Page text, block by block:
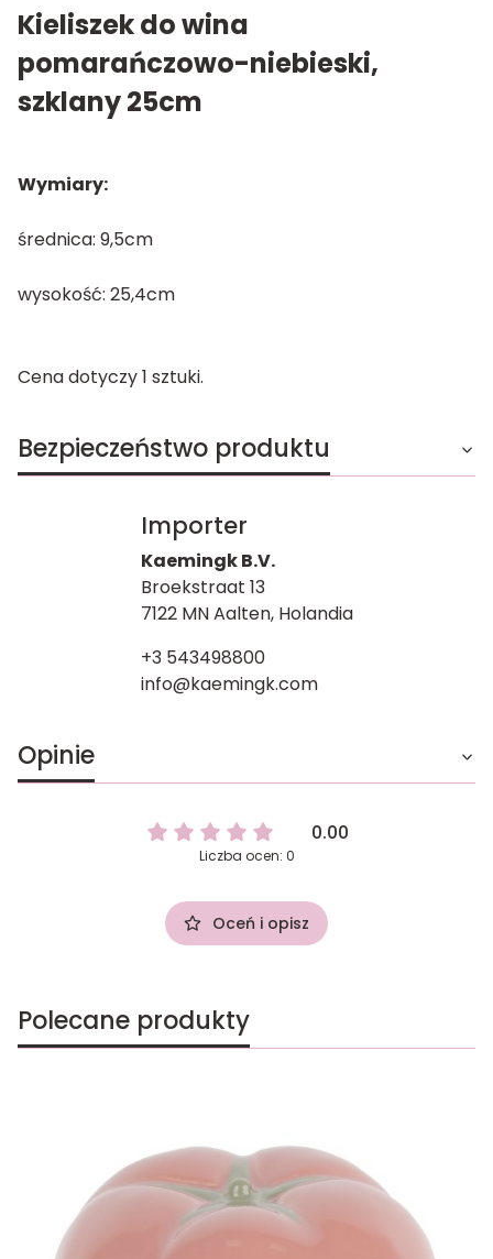
Kieliszek do wina
pomarańczowo-niebieski,
szklany 25cm
Wymiary:
średnica: 9,5cm
wysokość: 25,4cm
Cena dotyczy 1 sztuki.
Bezpieczeństwo produktu
Importer
Kaemingk B.V.
Broekstraat 13
7122 MN Aalten, Holandia
+3 543498800
info@kaemingk.com
Opinie
0.00
Liczba ocen: 0
Oceń i opisz
Polecane produkty